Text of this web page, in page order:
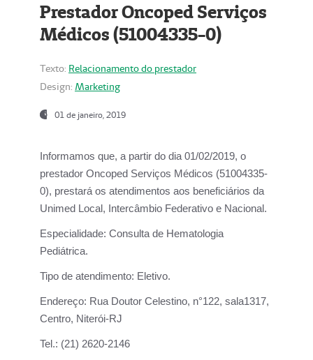
Prestador Oncoped Serviços
Médicos (51004335-0)
Texto: Relacionamento do prestador
Design: Marketing
01 de janeiro, 2019
Informamos que, a partir do dia 01/02/2019, o
prestador Oncoped Serviços Médicos (51004335-
0), prestará os atendimentos aos beneficiários da
Unimed Local, Intercâmbio Federativo e Nacional.
Especialidade: Consulta de Hematologia
Pediátrica.
Tipo de atendimento: Eletivo.
Endereço: Rua Doutor Celestino, n°122, sala1317,
Centro, Niterói-RJ
Tel.: (21) 2620-2146